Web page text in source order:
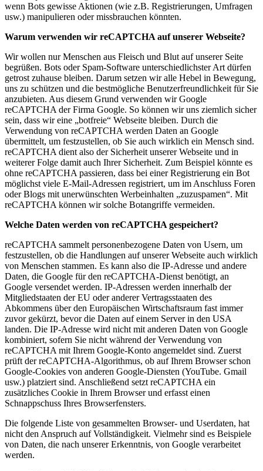
wenn Bots gewisse Aktionen (wie z.B. Registrierungen, Umfragen
usw.) manipulieren oder missbrauchen könnten.
Warum verwenden wir reCAPTCHA auf unserer Webseite?
Wir wollen nur Menschen aus Fleisch und Blut auf unserer Seite
begrüßen. Bots oder Spam-Software unterschiedlichster Art dürfen
getrost zuhause bleiben. Darum setzen wir alle Hebel in Bewegung,
uns zu schützen und die bestmögliche Benutzerfreundlichkeit für Sie
anzubieten. Aus diesem Grund verwenden wir Google
reCAPTCHA der Firma Google. So können wir uns ziemlich sicher
sein, dass wir eine „botfreie“ Webseite bleiben. Durch die
Verwendung von reCAPTCHA werden Daten an Google
übermittelt, um festzustellen, ob Sie auch wirklich ein Mensch sind.
reCAPTCHA dient also der Sicherheit unserer Webseite und in
weiterer Folge damit auch Ihrer Sicherheit. Zum Beispiel könnte es
ohne reCAPTCHA passieren, dass bei einer Registrierung ein Bot
möglichst viele E-Mail-Adressen registriert, um im Anschluss Foren
oder Blogs mit unerwünschten Werbeinhalten „zuzuspamen“. Mit
reCAPTCHA können wir solche Botangriffe vermeiden.
Welche Daten werden von reCAPTCHA gespeichert?
reCAPTCHA sammelt personenbezogene Daten von Usern, um
festzustellen, ob die Handlungen auf unserer Webseite auch wirklich
von Menschen stammen. Es kann also die IP-Adresse und andere
Daten, die Google für den reCAPTCHA-Dienst benötigt, an
Google versendet werden. IP-Adressen werden innerhalb der
Mitgliedstaaten der EU oder anderer Vertragsstaaten des
Abkommens über den Europäischen Wirtschaftsraum fast immer
zuvor gekürzt, bevor die Daten auf einem Server in den USA
landen. Die IP-Adresse wird nicht mit anderen Daten von Google
kombiniert, sofern Sie nicht während der Verwendung von
reCAPTCHA mit Ihrem Google-Konto angemeldet sind. Zuerst
prüft der reCAPTCHA-Algorithmus, ob auf Ihrem Browser schon
Google-Cookies von anderen Google-Diensten (YouTube. Gmail
usw.) platziert sind. Anschließend setzt reCAPTCHA ein
zusätzliches Cookie in Ihrem Browser und erfasst einen
Schnappschuss Ihres Browserfensters.
Die folgende Liste von gesammelten Browser- und Userdaten, hat
nicht den Anspruch auf Vollständigkeit. Vielmehr sind es Beispiele
von Daten, die nach unserer Erkenntnis, von Google verarbeitet
werden.